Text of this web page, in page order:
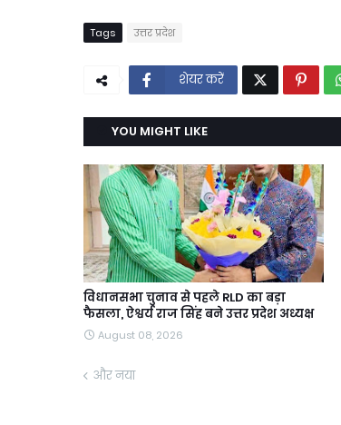
Tags उत्तर प्रदेश
शेयर करें
YOU MIGHT LIKE
विधानसभा चुनाव से पहले RLD का बड़ा
फैसला, ऐश्वर्य राज सिंह बने उत्तर प्रदेश अध्यक्ष
August 08, 2026
और नया